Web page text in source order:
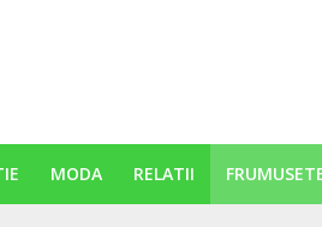
MODA RELATII